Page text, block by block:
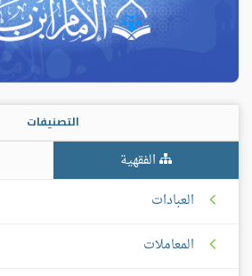
التصنيفات
الفقهية
العبادات
المعاملات